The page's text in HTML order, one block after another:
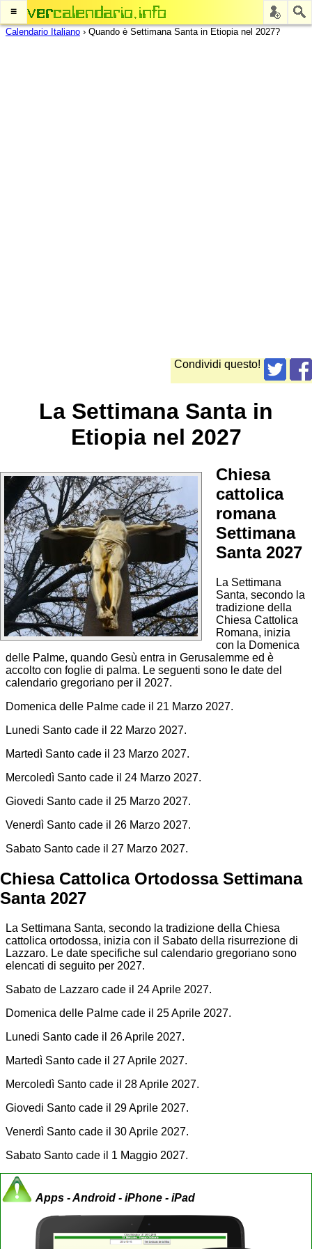
≡
Calendario Italiano › Quando è Settimana Santa in Etiopia nel 2027?
Condividi questo!
La Settimana Santa in
Etiopia nel 2027
Chiesa
cattolica
romana
Settimana
Santa 2027
La Settimana
Santa, secondo la
tradizione della
Chiesa Cattolica
Romana, inizia
con la Domenica
delle Palme, quando Gesù entra in Gerusalemme ed è
accolto con foglie di palma. Le seguenti sono le date del
calendario gregoriano per il 2027.
Domenica delle Palme cade il 21 Marzo 2027.
Lunedi Santo cade il 22 Marzo 2027.
Martedì Santo cade il 23 Marzo 2027.
Mercoledì Santo cade il 24 Marzo 2027.
Giovedi Santo cade il 25 Marzo 2027.
Venerdì Santo cade il 26 Marzo 2027.
Sabato Santo cade il 27 Marzo 2027.
Chiesa Cattolica Ortodossa Settimana
Santa 2027
La Settimana Santa, secondo la tradizione della Chiesa
cattolica ortodossa, inizia con il Sabato della risurrezione di
Lazzaro. Le date specifiche sul calendario gregoriano sono
elencati di seguito per 2027.
Sabato de Lazzaro cade il 24 Aprile 2027.
Domenica delle Palme cade il 25 Aprile 2027.
Lunedi Santo cade il 26 Aprile 2027.
Martedì Santo cade il 27 Aprile 2027.
Mercoledì Santo cade il 28 Aprile 2027.
Giovedi Santo cade il 29 Aprile 2027.
Venerdì Santo cade il 30 Aprile 2027.
Sabato Santo cade il 1 Maggio 2027.
Apps - Android - iPhone - iPad